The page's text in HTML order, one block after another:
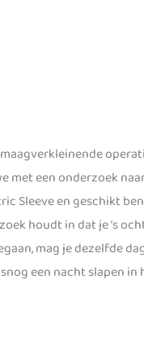
met een onderzoek
Sleeve en geschikt
houdt in dat je ’s
mag je dezelfde
een nacht slapen in